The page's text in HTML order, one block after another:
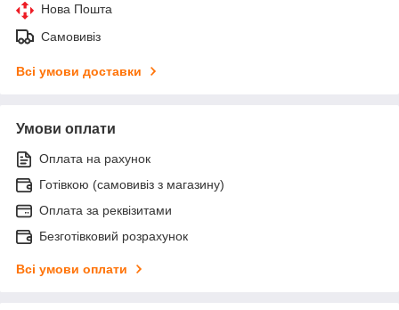
Нова Пошта
Самовивіз
Всі умови доставки
Умови оплати
Оплата на рахунок
Готівкою (самовивіз з магазину)
Оплата за реквізитами
Безготівковий розрахунок
Всі умови оплати